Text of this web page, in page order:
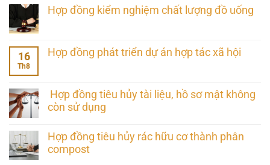
Hợp đồng kiểm nghiệm chất lượng đồ uống
16
Th8
Hợp đồng phát triển dự án hợp tác xã hội
Hợp đồng tiêu hủy tài liệu, hồ sơ mật không
còn sử dụng
Hợp đồng tiêu hủy rác hữu cơ thành phân
compost